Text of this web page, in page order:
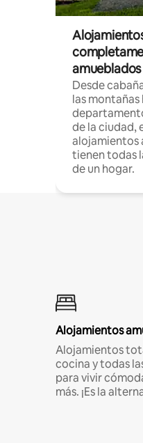
amueblados
Desde
las
de la ciudad,
alojamientos
tienen todas
de un hogar.
Alojamientos
Alojamientos
cocina y todas
para vivir
más. ¡Es la